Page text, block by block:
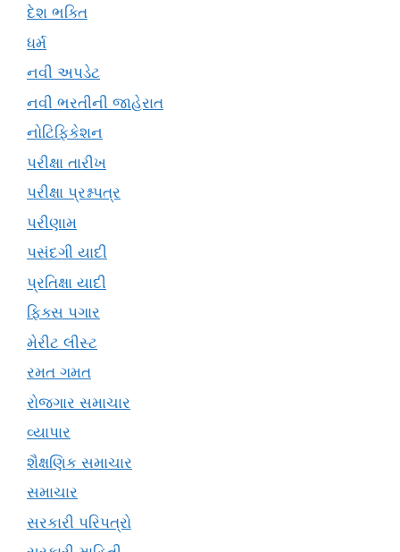
દેશ ભક્તિ
ધર્મ
નવી અપડેટ
નવી ભરતીની જાહેરાત
નોટિફિકેશન
પરીક્ષા તારીખ
પરીક્ષા પ્રશ્નપત્ર
પરીણામ
પસંદગી યાદી
પ્રતિક્ષા યાદી
ફિક્સ પગાર
મેરીટ લીસ્ટ
રમત ગમત
રોજગાર સમાચાર
વ્યાપાર
શૈક્ષણિક સમાચાર
સમાચાર
સરકારી પરિપત્રો